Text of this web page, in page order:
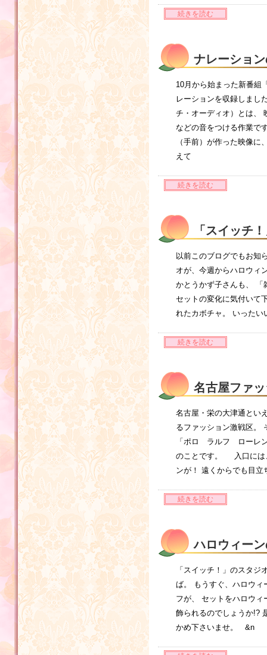
続きを読む
ナレーショ
10月から始まった新番組
レーションを収録しま
チ・オーディオ）とは、
などの音をつける作業
（手前）が作った映像
えて
続きを読む
「スイッチ
以前このブログでもお知
オが、今週からハロウィ
かとうかず子さんも、 「
セットの変化に気付いて
れたカボチャ。 いった
続きを読む
名古屋ファ
名古屋・栄の大津通とい
るファッション激戦区
「ポロ ラルフ ローレ
のことです。 入口には
ンが！ 遠くからでも目
続きを読む
ハロウィー
「スイッチ！」のスタ
ば。 もうすぐ、ハロウ
フが、 セットをハロウ
飾られるのでしょうか!?
かめ下さいませ。 &n